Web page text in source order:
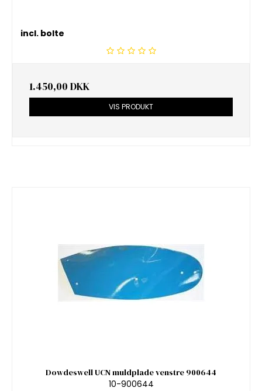
incl. bolte
1.450,00 DKK
VIS PRODUKT
Dowdeswell UCN muldplade venstre 900644
10-900644